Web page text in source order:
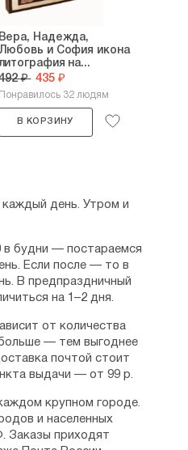
Вера, Надежда,
и София икона
на...
₽ 435 ₽
Понравилось 32 людям
В КОРЗИНУ
день. Утром и
в будни — постараемся
Если после — то в
В предпраздничный
на 1–2 дня.
от количества
— тем выгоднее
почтой стоит
выдачи — от 99 р.
крупном городе.
и населенных
Заказы приходят